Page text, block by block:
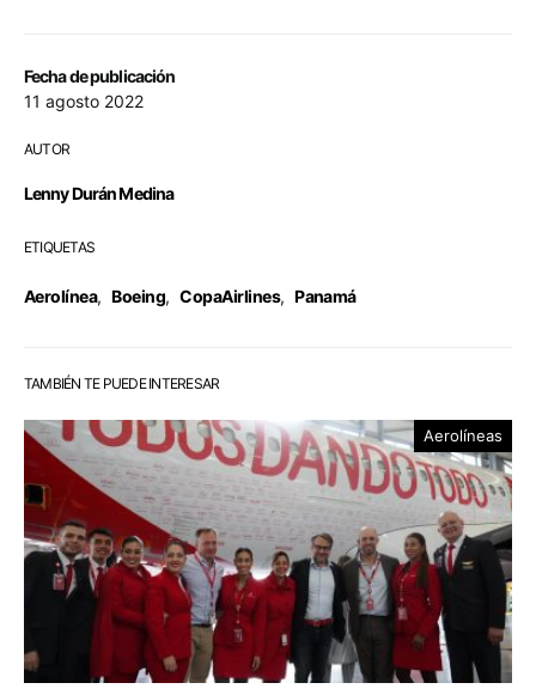
Fecha de publicación
11 agosto 2022
AUTOR
Lenny Durán Medina
ETIQUETAS
Aerolínea, Boeing, CopaAirlines, Panamá
TAMBIÉN TE PUEDE INTERESAR
Aerolíneas